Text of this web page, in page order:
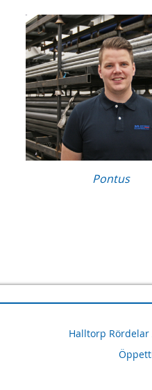
Pontus
Halltorp Rördelar